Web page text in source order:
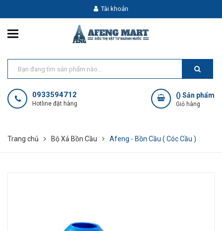
Tài khoản
0933594712
Hotline đặt hàng
() Sản phẩm
Giỏ hàng
Trang chủ Bộ Xả Bồn Cầu Afeng - Bồn Cầu ( Cóc Cầu )